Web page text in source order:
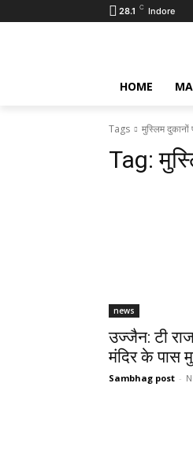
28.1 C Indore
HOME
Tags मुस्लिम दुकानों
Tag:
news
उज्जैन: टी
मंदिर के पास
Sambhag post -